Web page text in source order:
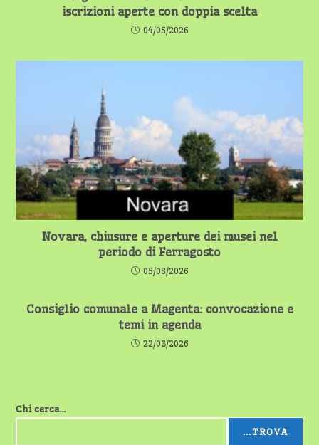
iscrizioni aperte con doppia scelta
04/05/2026
Novara, chiusure e aperture dei musei nel
periodo di Ferragosto
05/08/2026
Consiglio comunale a Magenta: convocazione e
temi in agenda
22/03/2026
Chi cerca...
...TROVA